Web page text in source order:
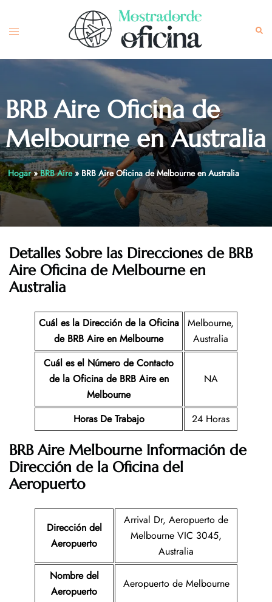
content
Toggle
BRB Aire Oficina de
Melbourne en Australia
Hogar»BRB Aire» BRB Aire Oficina de Melbourne en Australia
Detalles Sobre las Direcciones de BRB
Aire Oficina de Melbourne en
Australia
Cuál es la Dirección de la Oficina
de BRB Aire en Melbourne
Melbourne,
Australia
Cuál es el Número de Contacto
de la Oficina de BRB Aire en
Melbourne
NA
Horas De Trabajo 24 Horas
BRB Aire Melbourne Información de
Dirección de la Oficina del
Aeropuerto
Dirección del
Aeropuerto
Arrival Dr, Aeropuerto de
Melbourne VIC 3045,
Australia
Nombre del
Aeropuerto
Aeropuerto de Melbourne